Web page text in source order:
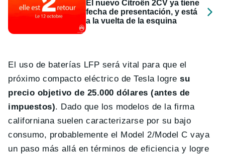
El nuevo Citroën 2CV ya tiene
fecha de presentación, y está
a la vuelta de la esquina
El uso de baterías LFP será vital para que el
próximo compacto eléctrico de Tesla logresu
precio objetivo de 25.000 dólares (antes de
impuestos). Dado que los modelos de la firma
californiana suelen caracterizarse por su bajo
consumo, probablemente el Model 2/Model C vaya
un paso más allá en términos de eficiencia y logre